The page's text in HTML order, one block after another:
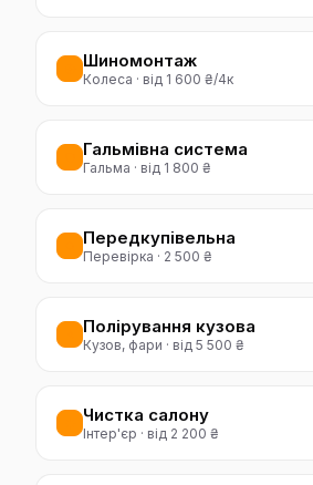
Шиномонтаж
Колеса · від 1 600 ₴/4к
Гальмівна система
Гальма · від 1 800 ₴
Передкупівельна
Перевірка · 2 500 ₴
Полірування кузова
Кузов, фари · від 5 500 ₴
Чистка салону
Інтер'єр · від 2 200 ₴